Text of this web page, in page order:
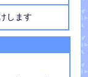
します